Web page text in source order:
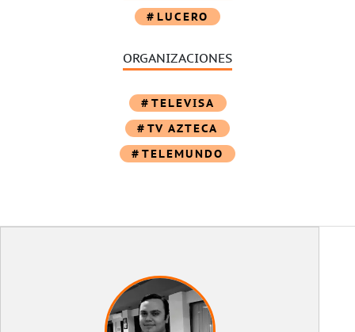
LUCERO
ORGANIZACIONES
TELEVISA
TV AZTECA
TELEMUNDO